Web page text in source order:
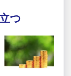
つ